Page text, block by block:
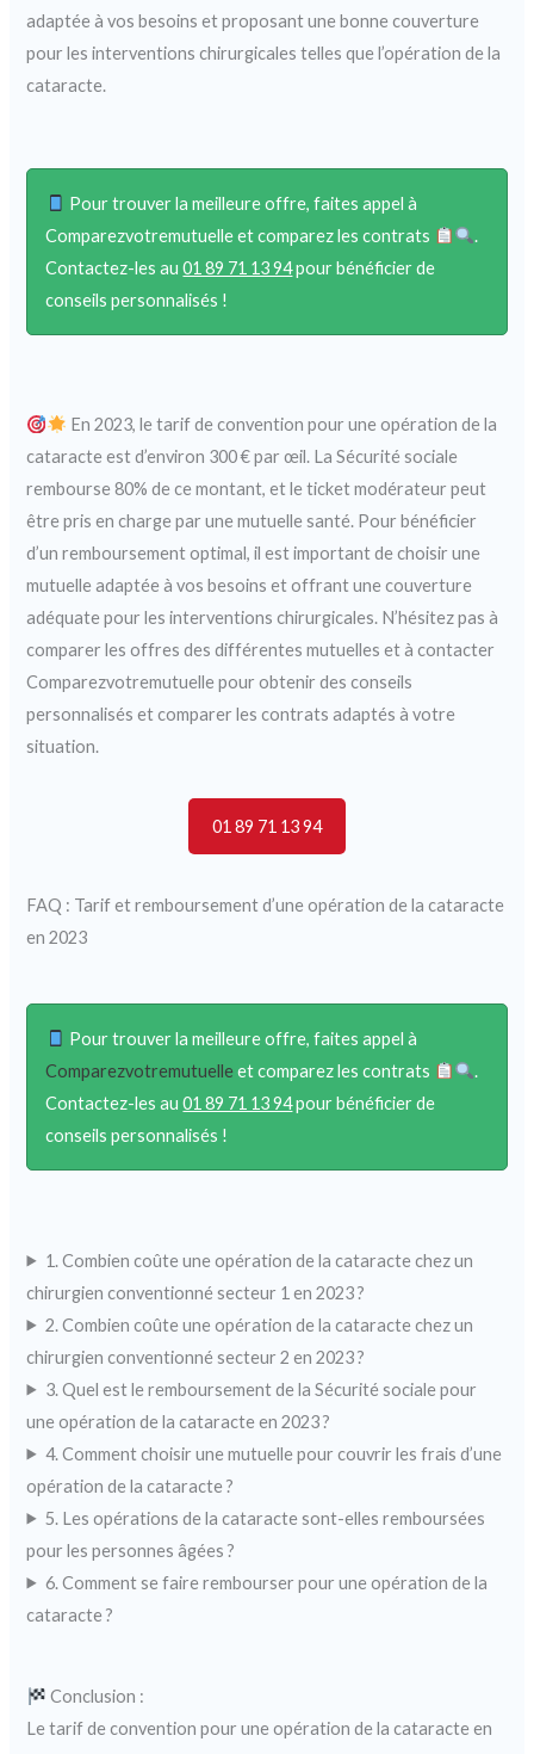
adaptée à vos besoins et proposant une bonne couverture
pour les interventions chirurgicales telles que l’opération de la
cataracte.
Pour trouver la meilleure offre, faites appel à
Comparezvotremutuelle et comparez les contrats
.
Contactez-les au01 89 71 13 94pour bénéficier de
conseils personnalisés !
En 2023, le tarif de convention pour une opération de la
cataracte est d’environ 300 € par œil. La Sécurité sociale
rembourse 80% de ce montant, et le ticket modérateur peut
être pris en charge par une mutuelle santé. Pour bénéficier
d’un remboursement optimal, il est important de choisir une
mutuelle adaptée à vos besoins et offrant une couverture
adéquate pour les interventions chirurgicales. N’hésitez pas à
comparer les offres des différentes mutuelles et à contacter
Comparezvotremutuelle pour obtenir des conseils
personnalisés et comparer les contrats adaptés à votre
situation.
01 89 71 13 94
FAQ : Tarif et remboursement d’une opération de la cataracte
en 2023
Pour trouver la meilleure offre, faites appel à
Comparezvotremutuelleet comparez les contrats
.
Contactez-les au01 89 71 13 94pour bénéficier de
conseils personnalisés !
1. Combien coûte une opération de la cataracte chez un
chirurgien conventionné secteur 1 en 2023 ?
2. Combien coûte une opération de la cataracte chez un
chirurgien conventionné secteur 2 en 2023 ?
3. Quel est le remboursement de la Sécurité sociale pour
une opération de la cataracte en 2023 ?
4. Comment choisir une mutuelle pour couvrir les frais d’une
opération de la cataracte ?
5. Les opérations de la cataracte sont-elles remboursées
pour les personnes âgées ?
6. Comment se faire rembourser pour une opération de la
cataracte ?
Conclusion :
Le tarif de convention pour une opération de la cataracte en